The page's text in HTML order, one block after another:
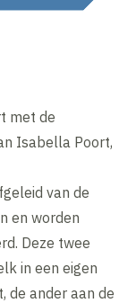
met de
Isabella Poort,
van de
en worden
Deze twee
in een eigen
de ander aan de